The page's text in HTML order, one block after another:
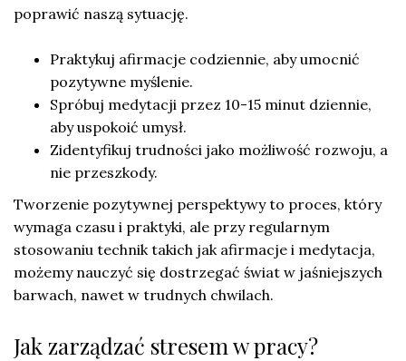
poprawić naszą sytuację.
Praktykuj afirmacje codziennie, aby umocnić
pozytywne myślenie.
Spróbuj medytacji przez 10-15 minut dziennie,
aby uspokoić umysł.
Zidentyfikuj trudności jako możliwość rozwoju, a
nie przeszkody.
Tworzenie pozytywnej perspektywy to proces, który
wymaga czasu i praktyki, ale przy regularnym
stosowaniu technik takich jak afirmacje i medytacja,
możemy nauczyć się dostrzegać świat w jaśniejszych
barwach, nawet w trudnych chwilach.
Jak zarządzać stresem w pracy?